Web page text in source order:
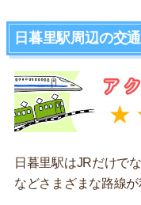
日暮里駅周辺の交
日暮里駅はJRだけで
などさまざまな路線